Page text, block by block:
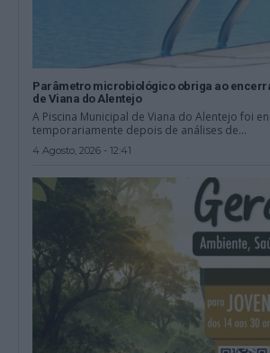
Parâmetro microbiológico obriga ao
de Viana do Alentejo
A Piscina Municipal de Viana do Alentejo foi
temporariamente depois de análises de...
4 Agosto, 2026 - 12:41